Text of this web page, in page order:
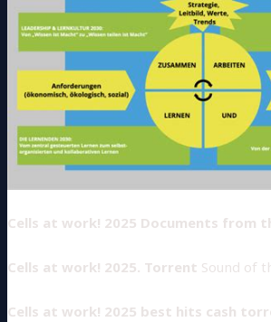
Cells at work! 2025 Documents from
Cells at work! 2025. Torrent Sound of
Cells at work! 2025 best hits cash